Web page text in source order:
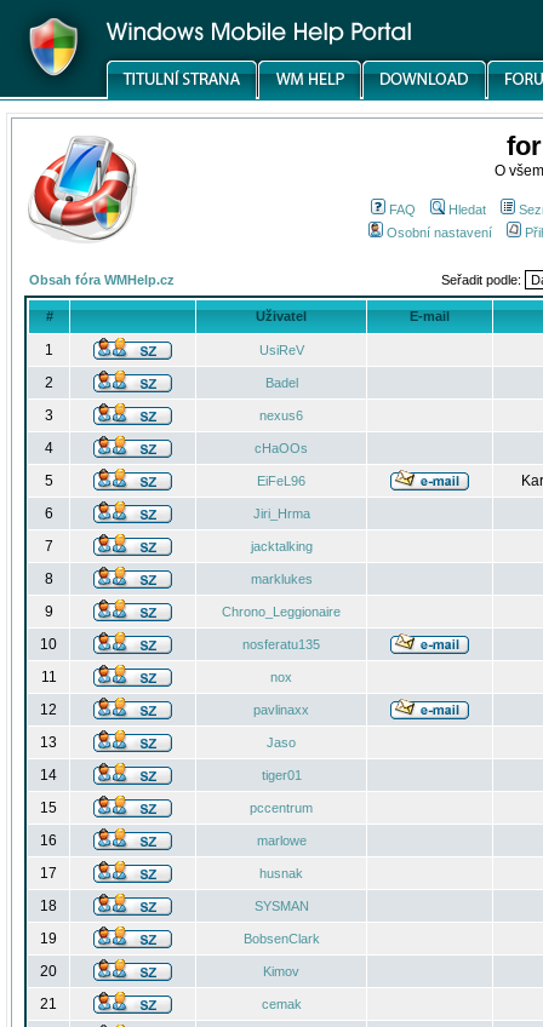
O
FAQ Hledat
Osobní nastavení
Obsah fóra WMHelp.cz Seřadit podle:
# Uživatel E-mail
1 UsiReV
2 Badel
3 nexus6
4 cHaOOs
5 EiFeL96
6
Jiri_Hrma
7 jacktalking
8 marklukes
9 Chrono_Leggionaire
10 nosferatu135
11 nox
12 pavlinaxx
13 Jaso
14 tiger01
15 pccentrum
16 marlowe
17 husnak
18 SYSMAN
19 BobsenClark
20 Kimov
21 cemak